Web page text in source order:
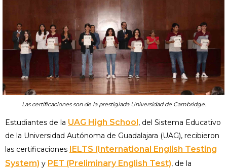
Las certificaciones son de la prestigiada Universidad de Cambridge.
Estudiantes de la UAG High School, del Sistema Educativo
de la Universidad Autónoma de Guadalajara (UAG), recibieron
las certificaciones IELTS (International English Testing
System) y PET (Preliminary English Test), de la